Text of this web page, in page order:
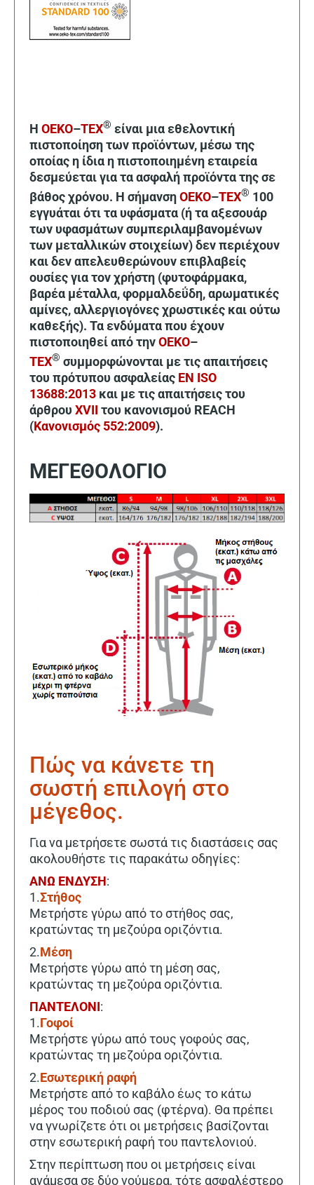
Η OEKO–TEX® είναι μια εθελοντική
πιστοποίηση των προϊόντων, μέσω της
οποίας η ίδια η πιστοποιημένη εταιρεία
δεσμεύεται για τα ασφαλή προϊόντα της σε
βάθος χρόνου. Η σήμανσηOEKO–TEX® 100
εγγυάται ότι τα υφάσματα (ή τα αξεσουάρ
των υφασμάτων συμπεριλαμβανομένων
των μεταλλικών στοιχείων) δεν περιέχουν
και δεν απελευθερώνουν επιβλαβείς
ουσίες για τον χρήστη (φυτοφάρμακα,
βαρέα μέταλλα, φορμαλδεΰδη, αρωματικές
αμίνες, αλλεργιογόνες χρωστικές και ούτω
καθεξής). Τα ενδύματα που έχουν
πιστοποιηθεί από τηνOEKO–
TEX® συμμορφώνονται με τις απαιτήσεις
του πρότυπου ασφαλείας EN ISO
13688:2013 και με τις απαιτήσεις του
άρθρου XVII του κανονισμού REACH
(Κανονισμός 552:2009).
ΜΕΓΕΘΟΛΟΓΙΟ
Πώς να κάνετε τη
σωστή επιλογή στο
μέγεθος.
Για να μετρήσετε σωστά τις διαστάσεις σας
ακολουθήστε τις παρακάτω οδηγίες:
ΑΝΩ ΕΝΔΥΣΗ:
1.Στήθος
Μετρήστε γύρω από το στήθος σας,
κρατώντας τη μεζούρα οριζόντια.
2.Μέση
Μετρήστε γύρω από τη μέση σας,
κρατώντας τη μεζούρα οριζόντια.
ΠΑΝΤΕΛΟΝΙ:
1.Γοφοί
Μετρήστε γύρω από τους γοφούς σας,
κρατώντας τη μεζούρα οριζόντια.
2.Εσωτερική ραφή
Μετρήστε από το καβάλο έως το κάτω
μέρος του ποδιού σας (φτέρνα). Θα πρέπει
να γνωρίζετε ότι οι μετρήσεις βασίζονται
στην εσωτερική ραφή του παντελονιού.
Στην περίπτωση που οι μετρήσεις είναι
ανάμεσα σε δύο νούμερα, τότε ασφαλέστερο